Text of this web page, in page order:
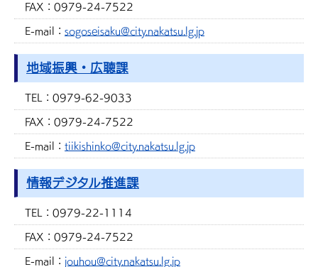
FAX： 0979-24-7522
E-mail： sogoseisaku@city.nakatsu.lg.jp
地域振興・広聴課
TEL： 0979-62-9033
FAX： 0979-24-7522
E-mail： tiikishinko@city.nakatsu.lg.jp
情報デジタル推進課
TEL： 0979-22-1114
FAX： 0979-24-7522
E-mail： jouhou@city.nakatsu.lg.jp